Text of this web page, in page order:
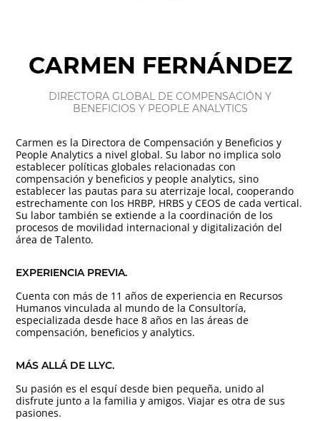
CARMEN FERNÁNDEZ
DIRECTORA GLOBAL DE COMPENSACIÓN Y
BENEFICIOS Y PEOPLE ANALYTICS
Carmen es la Directora de Compensación y Beneficios y
People Analytics a nivel global. Su labor no implica solo
establecer políticas globales relacionadas con
compensación y beneficios y people analytics, sino
establecer las pautas para su aterrizaje local, cooperando
estrechamente con los HRBP, HRBS y CEOS de cada vertical.
Su labor también se extiende a la coordinación de los
procesos de movilidad internacional y digitalización del
área de Talento.
EXPERIENCIA PREVIA.
Cuenta con más de 11 años de experiencia en Recursos
Humanos vinculada al mundo de la Consultoría,
especializada desde hace 8 años en las áreas de
compensación, beneficios y analytics.
MÁS ALLÁ DE LLYC.
Su pasión es el esquí desde bien pequeña, unido al
disfrute junto a la familia y amigos. Viajar es otra de sus
pasiones.